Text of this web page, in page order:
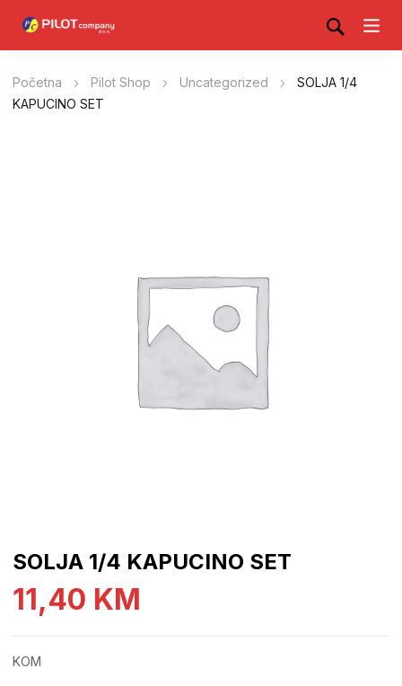
Početna Pilot Shop Uncategorized
SOLJA 1/4
KAPUCINO SET
SOLJA 1/4 KAPUCINO SET
11,40 KM
KOM